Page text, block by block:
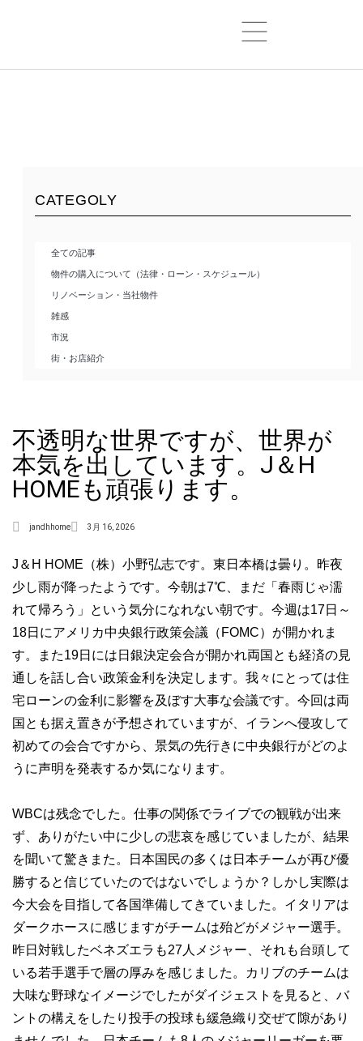
不透明な世界ですが、世界が
本気を出しています。J＆H
HOMEも頑張ります。
jandhhome 3月 16, 2026
J＆H HOME（株）小野弘志です。東日本橋は曇り。昨夜
少し雨が降ったようです。今朝は7℃、まだ「春雨じゃ濡
れて帰ろう」という気分になれない朝です。今週は17日～
18日にアメリカ中央銀行政策会議（FOMC）が開かれま
す。また19日には日銀決定会合が開かれ両国とも経済の見
通しを話し合い政策金利を決定します。我々にとっては住
宅ローンの金利に影響を及ぼす大事な会議です。今回は両
国とも据え置きが予想されていますが、イランへ侵攻して
初めての会合ですから、景気の先行きに中央銀行がどのよ
うに声明を発表するか気になります。
WBCは残念でした。仕事の関係でライブでの観戦が出来
ず、ありがたい中に少しの悲哀を感じていましたが、結果
を聞いて驚きまた。日本国民の多くは日本チームが再び優
勝すると信じていたのではないでしょうか？しかし実際は
今大会を目指して各国準備してきていました。イタリアは
ダークホースに感じますがチームは殆どがメジャー選手。
昨日対戦したベネズエラも27人メジャー、それも台頭して
いる若手選手で層の厚みを感じました。カリブのチームは
大味な野球なイメージでしたがダイジェストを見ると、バ
ントの構えをしたり投手の投球も緩急織り交ぜて隙があり
CATEGOLY
全ての記事
物件の購入について（法律・ローン・スケジュール）
リノベーション・当社物件
雑感
市況
街・お店紹介